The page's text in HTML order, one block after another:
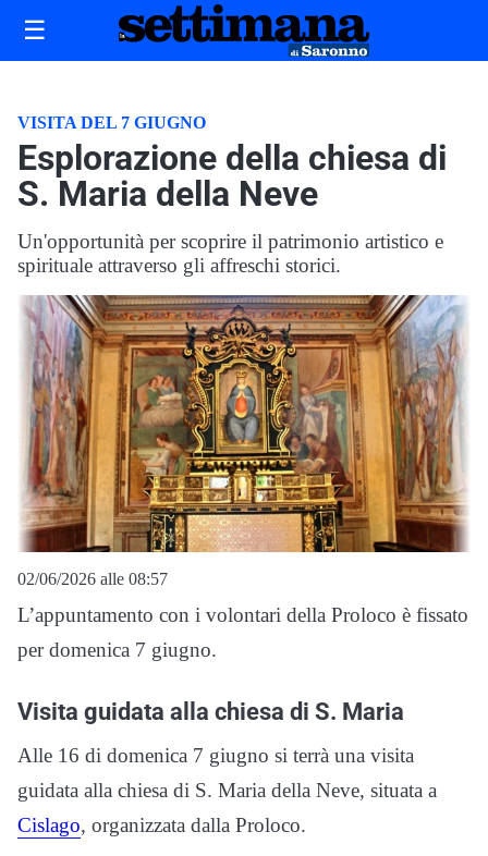
☰
VISITA DEL 7 GIUGNO
Esplorazione della chiesa di
S. Maria della Neve
Un'opportunità per scoprire il patrimonio artistico e
spirituale attraverso gli affreschi storici.
02/06/2026 alle 08:57
L’appuntamento con i volontari della Proloco è fissato
per domenica 7 giugno.
Visita guidata alla chiesa di S. Maria
Alle 16 di domenica 7 giugno si terrà una visita
guidata alla chiesa di S. Maria della Neve, situata a
Cislago, organizzata dalla Proloco.